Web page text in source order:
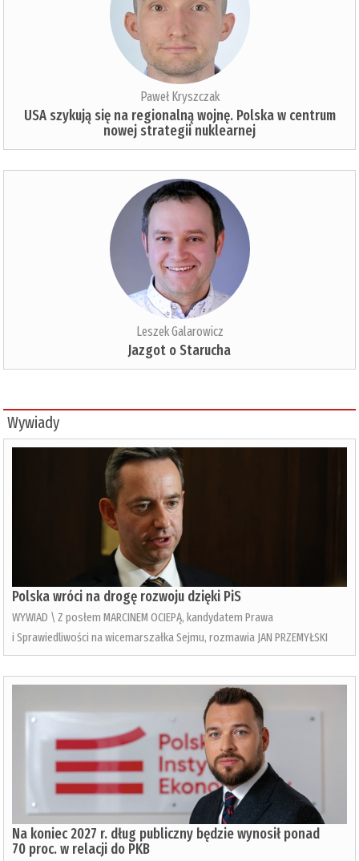
Paweł Kryszczak
USA szykują się na regionalną wojnę. Polska w centrum
nowej strategii nuklearnej
Leszek Galarowicz
Jazgot o Starucha
Wywiady
Polska wróci na drogę rozwoju dzięki PiS
WYWIAD \ Z posłem MARCINEM OCIEPĄ, kandydatem Prawa
i Sprawiedliwości na wicemarszałka Sejmu, rozmawia JAN PRZEMYŁSKI
Na koniec 2027 r. dług publiczny będzie wynosił ponad
70 proc. w relacji do PKB